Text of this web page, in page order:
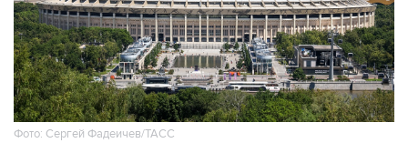
Фото: Сергей Фадеичев/ТАСС